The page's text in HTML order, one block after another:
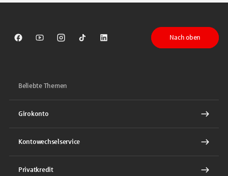
Sparkasse auf Facebook
Sparkasse auf Youtube
Sparkasse auf Instagram
Sparkasse auf TikTok
Sparkasse auf LinkedIn
Nach oben
Beliebte Themen
Girokonto
Kontowechselservice
Privatkredit